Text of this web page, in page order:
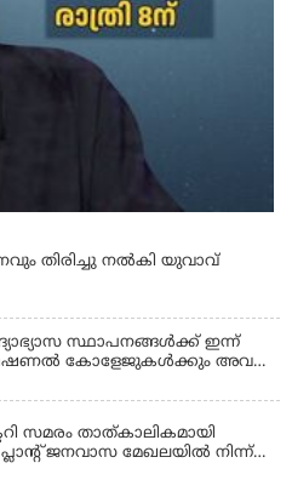
തിരിച്ചു നൽകി യുവാവ്
സ്ഥാപനങ്ങൾക്ക് ഇന്ന്
കോളേജുകൾക്കും അവധി
സമരം താത്കാലികമായി
പ്ലാൻ്റ് ജനവാസ മേഖലയിൽ നിന്ന്